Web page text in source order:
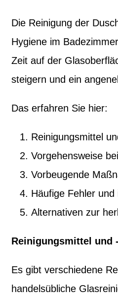
Die Reinigung der
Hygiene im
Zeit auf der
steigern und ein
Das erfahren Sie hier:
Reinigungsmittel
Vorgehensweise
Vorbeugende
Häufige Fehler und
Alternativen zur
Reinigungsmittel und
Es gibt verschiedene
handelsübliche